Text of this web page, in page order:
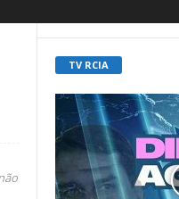
TV RCIA